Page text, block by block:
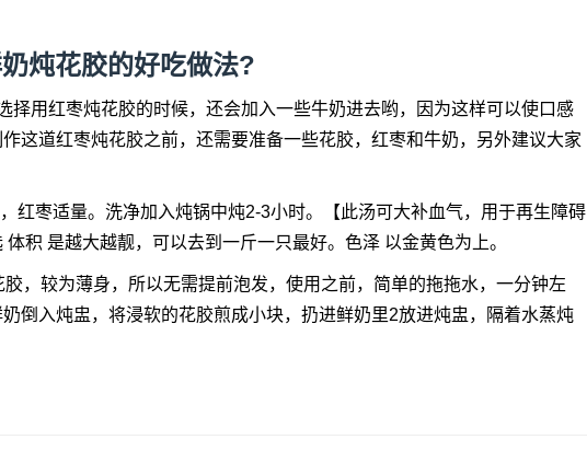
炖花胶的好吃做法?
择用红枣炖花胶的时候，还会加入一些牛奶进去哟，因为这样可以使口感
这道红枣炖花胶之前，还需要准备一些花胶，红枣和牛奶，另外建议大家
红枣适量。洗净加入炖锅中炖2-3小时。【此汤可大补血气，用于再生障碍
积 是越大越靓，可以去到一斤一只最好。色泽 以金黄色为上。
，较为薄身，所以无需提前泡发，使用之前，简单的拖拖水，一分钟左
倒入炖盅，将浸软的花胶煎成小块，扔进鲜奶里2放进炖盅，隔着水蒸炖